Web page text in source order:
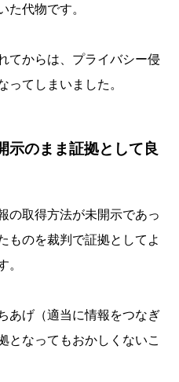
た代物です。
てからは、プライバシー侵
てしまいました。
示のまま証拠として良
の取得方法が未開示であっ
ものを裁判で証拠としてよ
あげ（適当に情報をつなぎ
となってもおかしくないこ